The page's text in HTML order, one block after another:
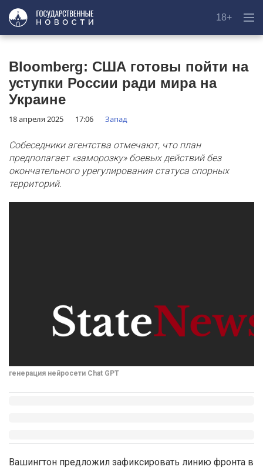
18+
Bloomberg: США готовы пойти на
уступки России ради мира на
Украине
18 апреля 2025 17:06 Запад
Собеседники агентства отмечают, что план
предполагает «заморозку» боевых действий без
окончательного урегулирования статуса спорных
территорий.
генерация нейросети Chat GPT
Вашингтон предложил зафиксировать линию фронта в